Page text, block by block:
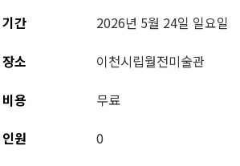
기간
2026년 5월 24일 일요일
장소
이천시립월전미술관
비용
무료
인원
0